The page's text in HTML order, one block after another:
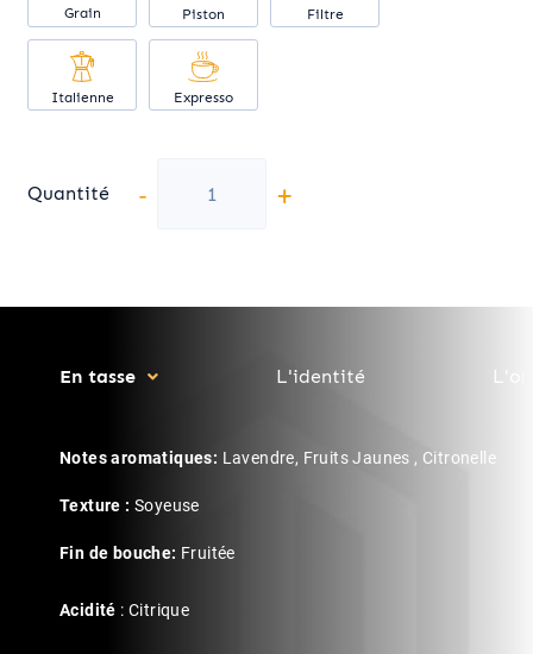
Grain Piston Filtre
Italienne Expresso
Quantité - +
En tasse L'identité
Notes aromatiques: Lavendre, Fruits Jaunes , Citronelle
Texture : Soyeuse
Fin de bouche: Fruitée
Acidité : Citrique